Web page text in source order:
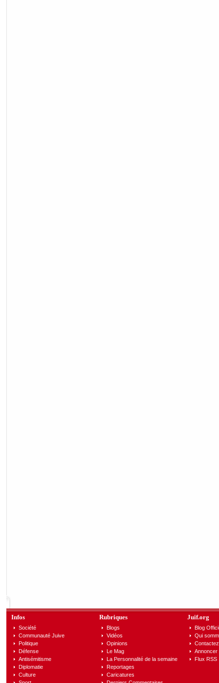
Infos
Société
Communauté Juive
Politique
Défense
Antisémitisme
Diplomatie
Culture
Rubriques
Blogs
Vidéos
Opinions
Le Mag
La Personnalité de la semaine
Reportages
Caricatures
Juif.org
Blog
Qui
Annoncer
Flux RSS